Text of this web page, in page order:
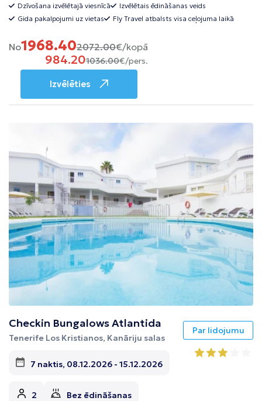
Dzīvošana izvēlētajā viesnīcā
Izvēlētais ēdināšanas veids
Gida pakalpojumi uz vietas
Fly Travel atbalsts visa ceļojuma laikā
No1968.402072.00€/kopā
984.201036.00€/pers.
Izvēlēties
Checkin Bungalows Atlantida
Tenerife Los Kristianos, Kanāriju salas
7 naktis, 08.12.2026 - 15.12.2026
2 Bez ēdināšanas
Par lidojumu